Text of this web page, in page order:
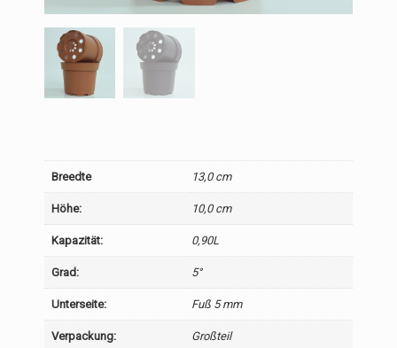
Breedte 13,0 cm
Höhe: 10,0 cm
Kapazität: 0,90L
Grad: 5°
Unterseite: Fuß 5 mm
Verpackung: Großteil